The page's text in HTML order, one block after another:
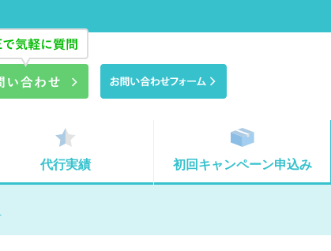
代行実績 初回キャンペーン申込み